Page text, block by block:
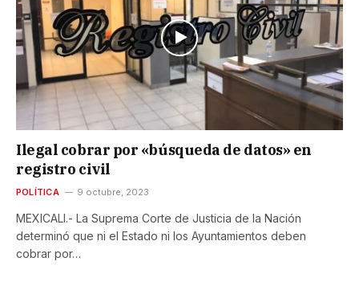
Ilegal cobrar por «búsqueda de datos» en
registro civil
POLÍTICA 9 octubre, 2023
MEXICALI.- La Suprema Corte de Justicia de la Nación
determinó que ni el Estado ni los Ayuntamientos deben
cobrar por…